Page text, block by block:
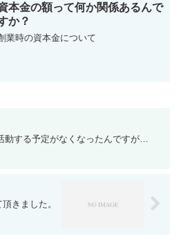
本金の額って何か関係あるんで
か？
業時の資本金について
動する予定がなくなったんですが…
きました。